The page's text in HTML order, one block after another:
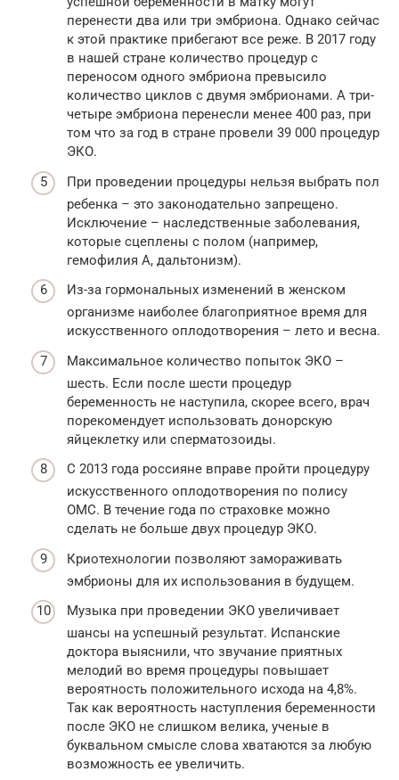
перенести два или три эмбриона. Однако сейчас
к этой практике прибегают все реже. В 2017 году
в нашей стране количество процедур с
переносом одного эмбриона превысило
количество циклов с двумя эмбрионами. А три-
четыре эмбриона перенесли менее 400 раз, при
том что за год в стране провели 39 000 процедур
ЭКО.
При проведении процедуры нельзя выбрать пол
ребенка – это законодательно запрещено.
Исключение – наследственные заболевания,
которые сцеплены с полом (например,
гемофилия А, дальтонизм).
Из-за гормональных изменений в женском
организме наиболее благоприятное время для
искусственного оплодотворения – лето и весна.
Максимальное количество попыток ЭКО –
шесть. Если после шести процедур
беременность не наступила, скорее всего, врач
порекомендует использовать донорскую
яйцеклетку или сперматозоиды.
С 2013 года россияне вправе пройти процедуру
искусственного оплодотворения по полису
ОМС. В течение года по страховке можно
сделать не больше двух процедур ЭКО.
Криотехнологии позволяют замораживать
эмбрионы для их использования в будущем.
Музыка при проведении ЭКО увеличивает
шансы на успешный результат. Испанские
доктора выяснили, что звучание приятных
мелодий во время процедуры повышает
вероятность положительного исхода на 4,8%.
Так как вероятность наступления беременности
после ЭКО не слишком велика, ученые в
буквальном смысле слова хватаются за любую
возможность ее увеличить.